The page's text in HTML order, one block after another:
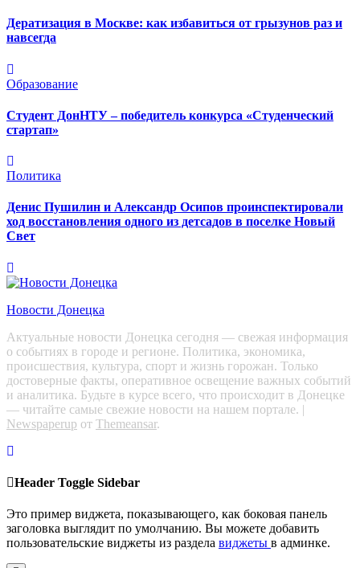
Дератизация в Москве: как избавиться от грызунов раз и
навсегда
Образование
Студент ДонНТУ – победитель конкурса «Студенческий
стартап»
Политика
Денис Пушилин и Александр Осипов проинспектировали
ход восстановления одного из детсадов в поселке Новый
Свет
Новости Донецка
Актуальные новости Донецка сегодня — свежая информация
о событиях в городе и регионе. Политика, экономика,
происшествия, культура, спорт и жизнь горожан. Только
достоверные факты, оперативное освещение важных событий
и аналитика. Будьте в курсе всего, что происходит в Донецке
— читайте самые свежие новости на нашем портале. |
Newspaperup от Themeansar.
Header Toggle Sidebar
Это пример виджета, показывающего, как боковая панель
заголовка выглядит по умолчанию. Вы можете добавить
пользовательские виджеты из раздела виджеты в админке.